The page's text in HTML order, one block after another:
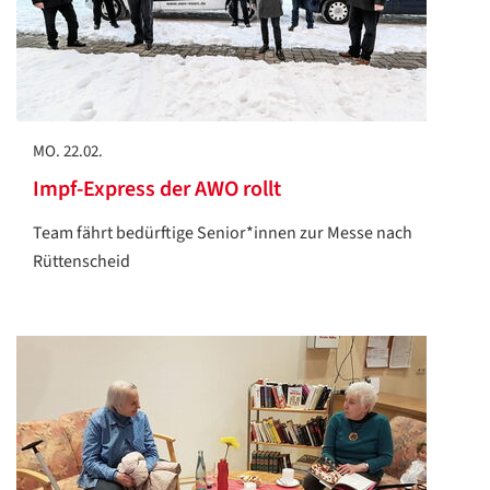
MO. 22.02.
Impf-Express der AWO rollt
Team fährt bedürftige Senior*innen zur Messe nach
Rüttenscheid